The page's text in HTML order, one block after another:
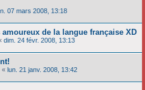
07 mars 2008, 13:18
de la langue française XD
dim. 24 févr. 2008, 13:13
« lun. 21 janv. 2008, 13:42